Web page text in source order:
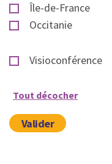
Île-de-France
Occitanie
Visioconférence
Tout décocher
Valider